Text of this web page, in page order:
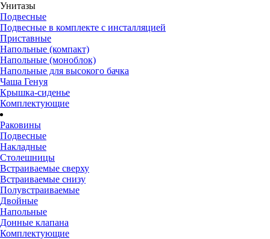
Унитазы
Подвесные
Подвесные в комплекте с инсталляцией
Приставные
Напольные (компакт)
Напольные (моноблок)
Напольные для высокого бачка
Чаша Генуя
Крышка-сиденье
Комплектующие
Раковины
Подвесные
Накладные
Столешницы
Встраиваемые сверху
Встраиваемые снизу
Полувстраиваемые
Двойные
Напольные
Донные клапана
Комплектующие